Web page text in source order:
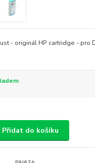
- originál HP cartridge - pro
Přidat do košíku